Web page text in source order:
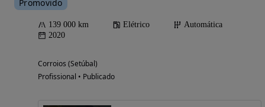
Promovido
139 000 km Elétrico
Automática
2020
Corroios (Setúbal)
Profissional • Publicado